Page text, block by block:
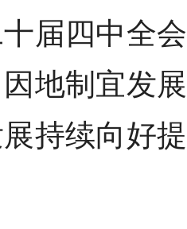
届四中全会
地制宜发展
持续向好提